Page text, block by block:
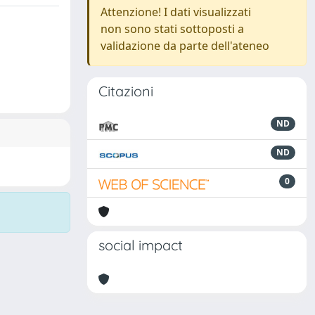
Attenzione! I dati visualizzati
non sono stati sottoposti a
validazione da parte dell'ateneo
Citazioni
ND
ND
0
social impact